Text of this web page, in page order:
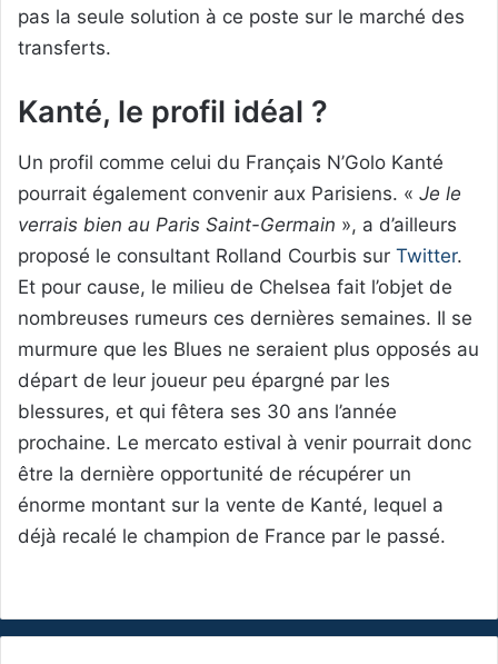
pas la seule solution à ce poste sur le marché des
transferts.
Kanté, le profil idéal ?
Un profil comme celui du Français N’Golo Kanté
pourrait également convenir aux Parisiens. « Je le
verrais bien au Paris Saint-Germain », a d’ailleurs
proposé le consultant Rolland Courbis sur Twitter.
Et pour cause, le milieu de Chelsea fait l’objet de
nombreuses rumeurs ces dernières semaines. Il se
murmure que les Blues ne seraient plus opposés au
départ de leur joueur peu épargné par les
blessures, et qui fêtera ses 30 ans l’année
prochaine. Le mercato estival à venir pourrait donc
être la dernière opportunité de récupérer un
énorme montant sur la vente de Kanté, lequel a
déjà recalé le champion de France par le passé.